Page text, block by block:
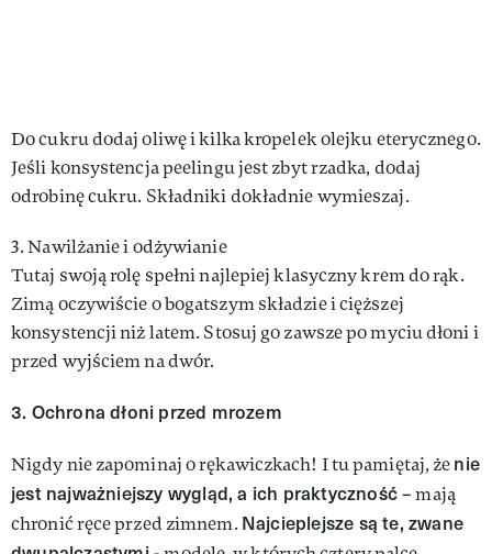
Do cukru dodaj oliwę i kilka kropelek olejku eterycznego.
Jeśli konsystencja peelingu jest zbyt rzadka, dodaj
odrobinę cukru. Składniki dokładnie wymieszaj.
3. Nawilżanie i odżywianie
Tutaj swoją rolę spełni najlepiej klasyczny krem do rąk.
Zimą oczywiście o bogatszym składzie i cięższej
konsystencji niż latem. Stosuj go zawsze po myciu dłoni i
przed wyjściem na dwór.
3. Ochrona dłoni przed mrozem
Nigdy nie zapominaj o rękawiczkach! I tu pamiętaj, żenie
jest najważniejszy wygląd, a ich praktyczność– mają
chronić ręce przed zimnem. Najcieplejsze są te, zwane